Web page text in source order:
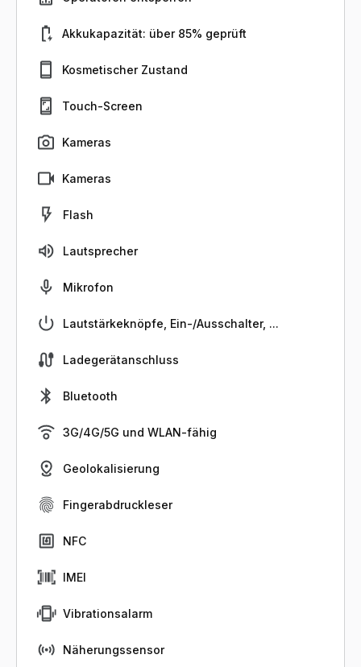
Akkukapazität: über 85% geprüft
Kosmetischer Zustand
Touch-Screen
Kameras
Kameras
Flash
Lautsprecher
Mikrofon
Lautstärkeknöpfe, Ein-/Ausschalter, ...
Ladegerätanschluss
Bluetooth
3G/4G/5G und WLAN-fähig
Geolokalisierung
Fingerabdruckleser
NFC
IMEI
Vibrationsalarm
Näherungssensor